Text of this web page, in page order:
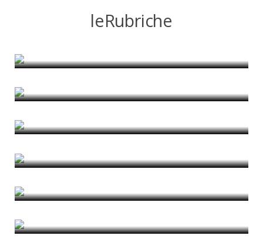
leRubriche
Roma interrotta
Cooperazione nel Mediterraneo
The Car as a Castle amongst Castles
Slow Aquileia
Figure Out
Il contagio urbanistico